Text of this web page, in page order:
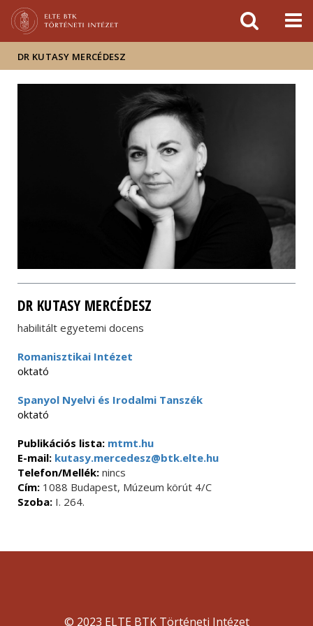
sajtóban
DR KUTASY MERCÉDESZ
DR KUTASY MERCÉDESZ
habilitált egyetemi docens
Romanisztikai Intézet
oktató
Spanyol Nyelvi és Irodalmi Tanszék
oktató
Publikációs lista: mtmt.hu
E-mail: kutasy.mercedesz@btk.elte.hu
Telefon/Mellék: nincs
Cím: 1088 Budapest, Múzeum körút 4/C
Szoba: I. 264.
© 2023 ELTE BTK Történeti Intézet